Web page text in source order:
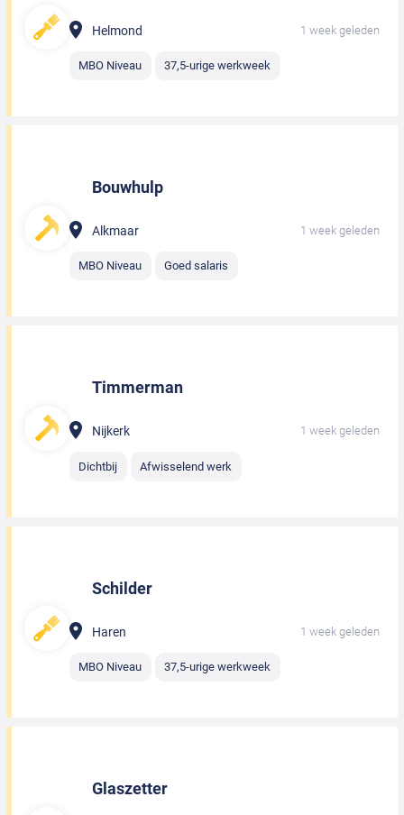
Helmond 1 week geleden
MBO Niveau 37,5-urige werkweek
Bouwhulp
Alkmaar 1 week geleden
MBO Niveau Goed salaris
Timmerman
Nijkerk 1 week geleden
Dichtbij Afwisselend werk
Schilder
Haren 1 week geleden
MBO Niveau 37,5-urige werkweek
Glaszetter